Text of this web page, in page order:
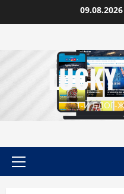
до
09.08.2026
1-Й БЛОГ-
Головне